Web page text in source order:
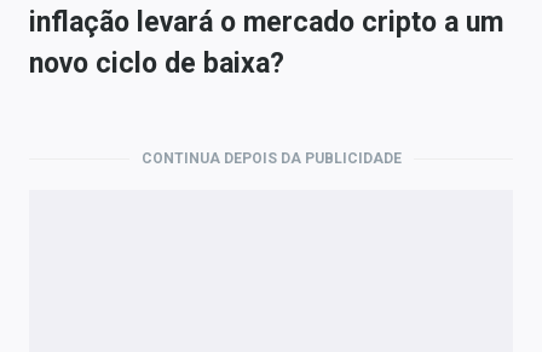
inflação levará o mercado cripto a um
novo ciclo de baixa?
CONTINUA DEPOIS DA PUBLICIDADE